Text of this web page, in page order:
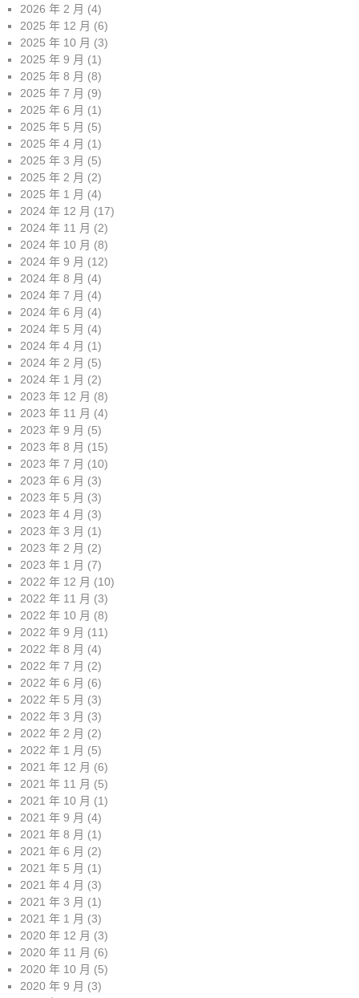
2026 年 2 月 (4)
2025 年 12 月 (6)
2025 年 10 月 (3)
2025 年 9 月 (1)
2025 年 8 月 (8)
2025 年 7 月 (9)
2025 年 6 月 (1)
2025 年 5 月 (5)
2025 年 4 月 (1)
2025 年 3 月 (5)
2025 年 2 月 (2)
2025 年 1 月 (4)
2024 年 12 月 (17)
2024 年 11 月 (2)
2024 年 10 月 (8)
2024 年 9 月 (12)
2024 年 8 月 (4)
2024 年 7 月 (4)
2024 年 6 月 (4)
2024 年 5 月 (4)
2024 年 4 月 (1)
2024 年 2 月 (5)
2024 年 1 月 (2)
2023 年 12 月 (8)
2023 年 11 月 (4)
2023 年 9 月 (5)
2023 年 8 月 (15)
2023 年 7 月 (10)
2023 年 6 月 (3)
2023 年 5 月 (3)
2023 年 4 月 (3)
2023 年 3 月 (1)
2023 年 2 月 (2)
2023 年 1 月 (7)
2022 年 12 月 (10)
2022 年 11 月 (3)
2022 年 10 月 (8)
2022 年 9 月 (11)
2022 年 8 月 (4)
2022 年 7 月 (2)
2022 年 6 月 (6)
2022 年 5 月 (3)
2022 年 3 月 (3)
2022 年 2 月 (2)
2022 年 1 月 (5)
2021 年 12 月 (6)
2021 年 11 月 (5)
2021 年 10 月 (1)
2021 年 9 月 (4)
2021 年 8 月 (1)
2021 年 6 月 (2)
2021 年 5 月 (1)
2021 年 4 月 (3)
2021 年 3 月 (1)
2021 年 1 月 (3)
2020 年 12 月 (3)
2020 年 11 月 (6)
2020 年 10 月 (5)
2020 年 9 月 (3)